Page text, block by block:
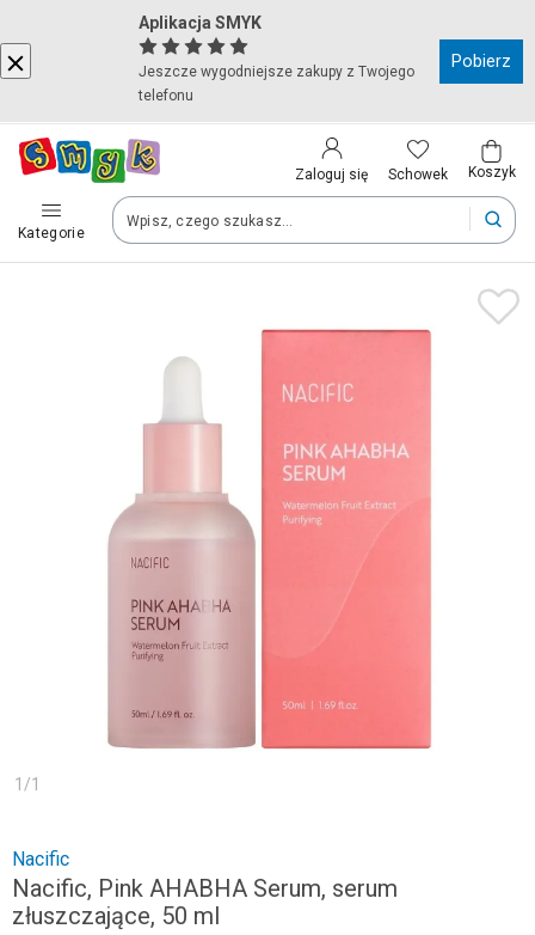
Aplikacja SMYK
Jeszcze wygodniejsze zakupy z Twojego
telefonu
Pobierz
Zaloguj się Schowek Koszyk
Kategorie
Kraj i język
Polska (Poland)
Twoje zamówienia dostarczymy na teren wybranego kraju.
Po zmianie kraju część produktów może zostać usunięta z
Zapisz
1 /1
Nacific
Nacific, Pink AHABHA Serum, serum
złuszczające, 50 ml